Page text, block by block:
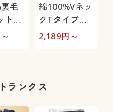
毛
トパ
女兼
綿100%Vネッ
クTタイプパ
ジャマ(男女兼
2,189円～
ランクス